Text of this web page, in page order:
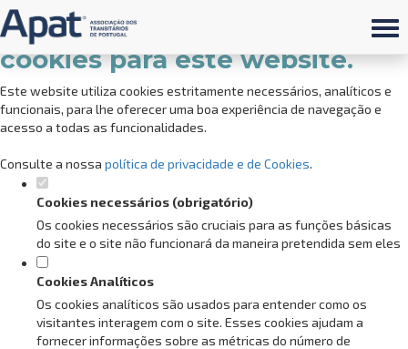
Defina as suas preferências de
cookies para este website.
Este website utiliza cookies estritamente necessários, analíticos e
funcionais, para lhe oferecer uma boa experiência de navegação e
acesso a todas as funcionalidades.
Consulte a nossa política de privacidade e de Cookies.
Cookies necessários (obrigatório)
Os cookies necessários são cruciais para as funções básicas
do site e o site não funcionará da maneira pretendida sem eles
Cookies Analíticos
Os cookies analíticos são usados para entender como os
visitantes interagem com o site. Esses cookies ajudam a
fornecer informações sobre as métricas do número de